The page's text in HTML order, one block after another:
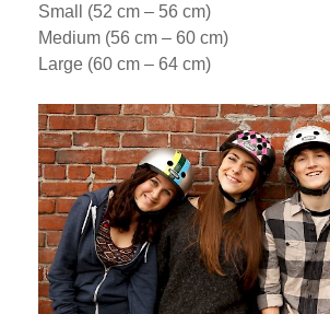
Small (52 cm – 56 cm)
Medium (56 cm – 60 cm)
Large (60 cm – 64 cm)